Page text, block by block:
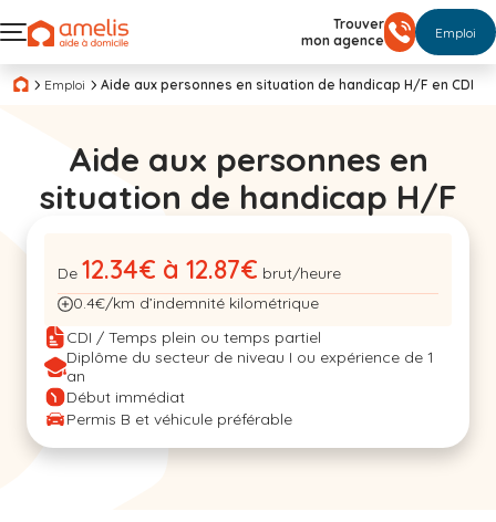
Trouver
mon agence
Emploi
Emploi Aide aux personnes en situation de handicap H/F en CDI
Aide aux personnes en
situation de handicap H/F
De 12.34€ à 12.87€ brut/heure
0.4€/km d’indemnité kilométrique
CDI / Temps plein ou temps partiel
Diplôme du secteur de niveau I ou expérience de 1
an
Début immédiat
Permis B et véhicule préférable